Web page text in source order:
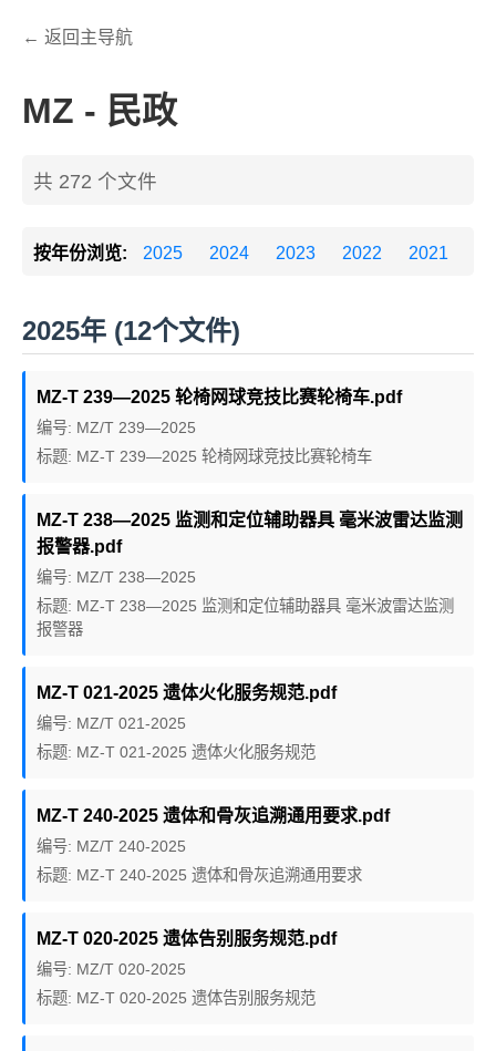
← 返回主导航
MZ - 民政
共 272 个文件
按年份浏览: 2025 2024 2023 2022 2021
2025年 (12个文件)
MZ-T 239—2025 轮椅网球竞技比赛轮椅车.pdf
编号: MZ/T 239—2025
标题: MZ-T 239—2025 轮椅网球竞技比赛轮椅车
MZ-T 238—2025 监测和定位辅助器具 毫米波雷达监测
报警器.pdf
编号: MZ/T 238—2025
标题: MZ-T 238—2025 监测和定位辅助器具 毫米波雷达监测
报警器
MZ-T 021-2025 遗体火化服务规范.pdf
编号: MZ/T 021-2025
标题: MZ-T 021-2025 遗体火化服务规范
MZ-T 240-2025 遗体和骨灰追溯通用要求.pdf
编号: MZ/T 240-2025
标题: MZ-T 240-2025 遗体和骨灰追溯通用要求
MZ-T 020-2025 遗体告别服务规范.pdf
编号: MZ/T 020-2025
标题: MZ-T 020-2025 遗体告别服务规范